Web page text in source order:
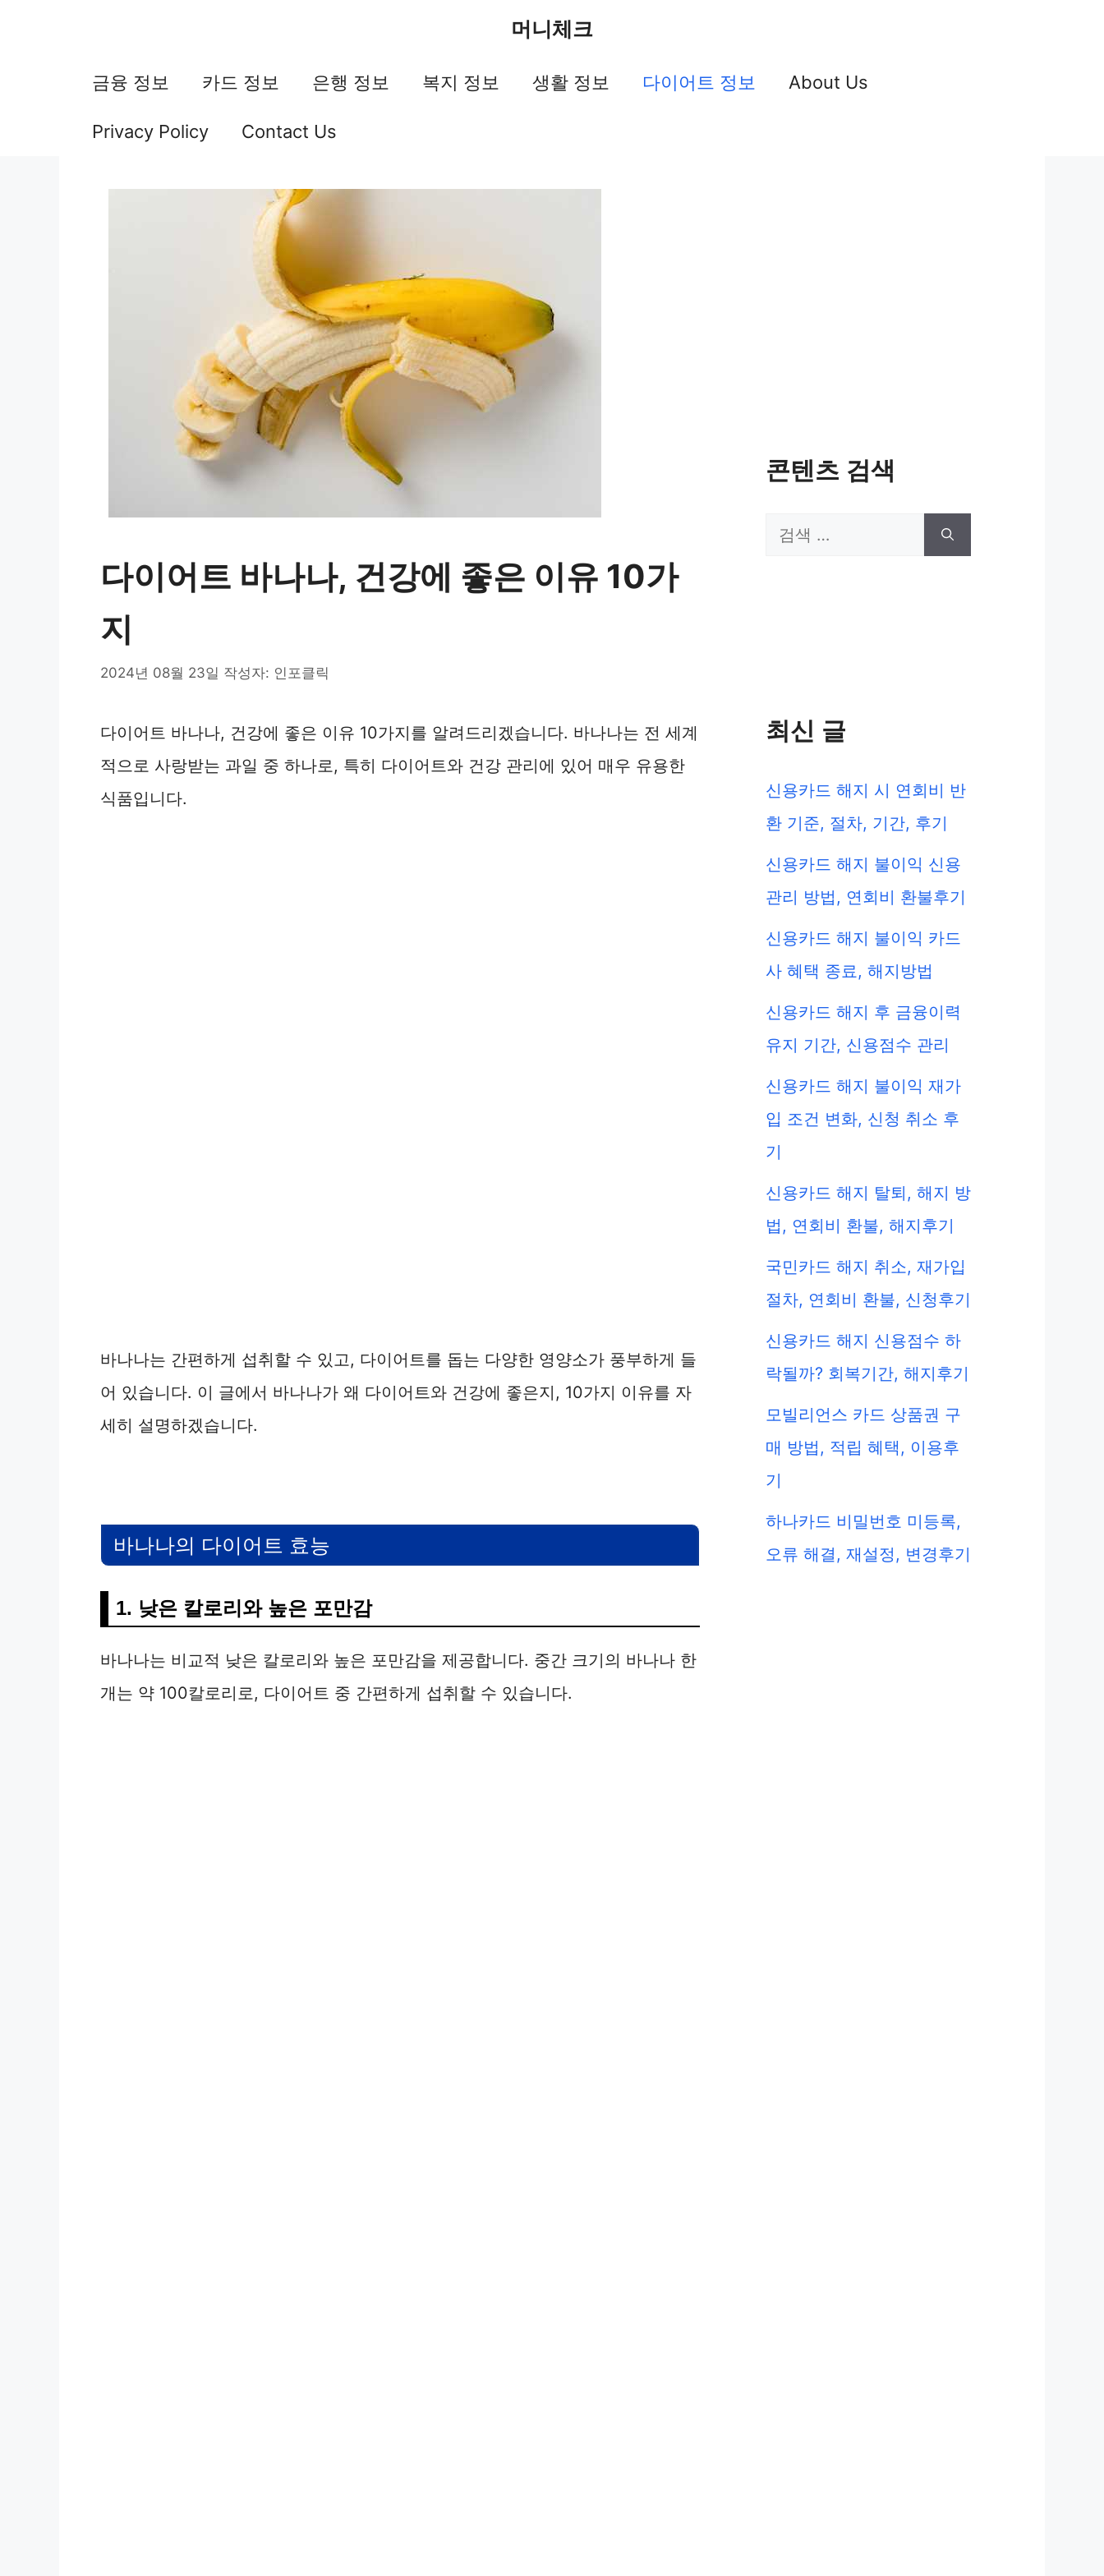
머니체크
금융 정보 카드 정보 은행 정보 복지 정보 생활 정보 다이어트 정보 About Us
Privacy Policy Contact Us
다이어트 바나나, 건강에 좋은 이유 10가
지
2024년 08월 23일 작성자: 인포클릭
다이어트 바나나, 건강에 좋은 이유 10가지를 알려드리겠습니다. 바나나는 전 세계
적으로 사랑받는 과일 중 하나로, 특히 다이어트와 건강 관리에 있어 매우 유용한
식품입니다.
바나나는 간편하게 섭취할 수 있고, 다이어트를 돕는 다양한 영양소가 풍부하게 들
어 있습니다. 이 글에서 바나나가 왜 다이어트와 건강에 좋은지, 10가지 이유를 자
세히 설명하겠습니다.
바나나의 다이어트 효능
1. 낮은 칼로리와 높은 포만감
바나나는 비교적 낮은 칼로리와 높은 포만감을 제공합니다. 중간 크기의 바나나 한
개는 약 100칼로리로, 다이어트 중 간편하게 섭취할 수 있습니다.
콘텐츠 검색
검
최신 글
신용카드 해지 시 연회비 반
환 기준, 절차, 기간, 후기
신용카드 해지 불이익 신용
관리 방법, 연회비 환불후기
신용카드 해지 불이익 카드
사 혜택 종료, 해지방법
신용카드 해지 후 금융이력
유지 기간, 신용점수 관리
신용카드 해지 불이익 재가
입 조건 변화, 신청 취소 후
기
신용카드 해지 탈퇴, 해지 방
법, 연회비 환불, 해지후기
국민카드 해지 취소, 재가입
절차, 연회비 환불, 신청후기
신용카드 해지 신용점수 하
락될까? 회복기간, 해지후기
모빌리언스 카드 상품권 구
매 방법, 적립 혜택, 이용후
기
하나카드 비밀번호 미등록,
오류 해결, 재설정, 변경후기